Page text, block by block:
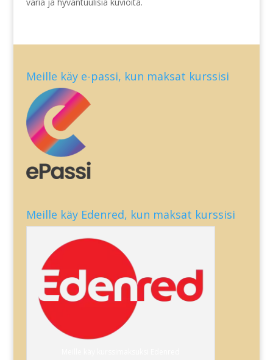
Meille käy e-passi, kun maksat kurssisi
Meille käy Edenred, kun maksat kurssisi